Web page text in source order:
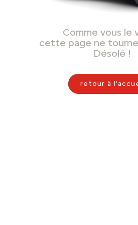
Comme vous le
cette page ne
Désolé !
retour à